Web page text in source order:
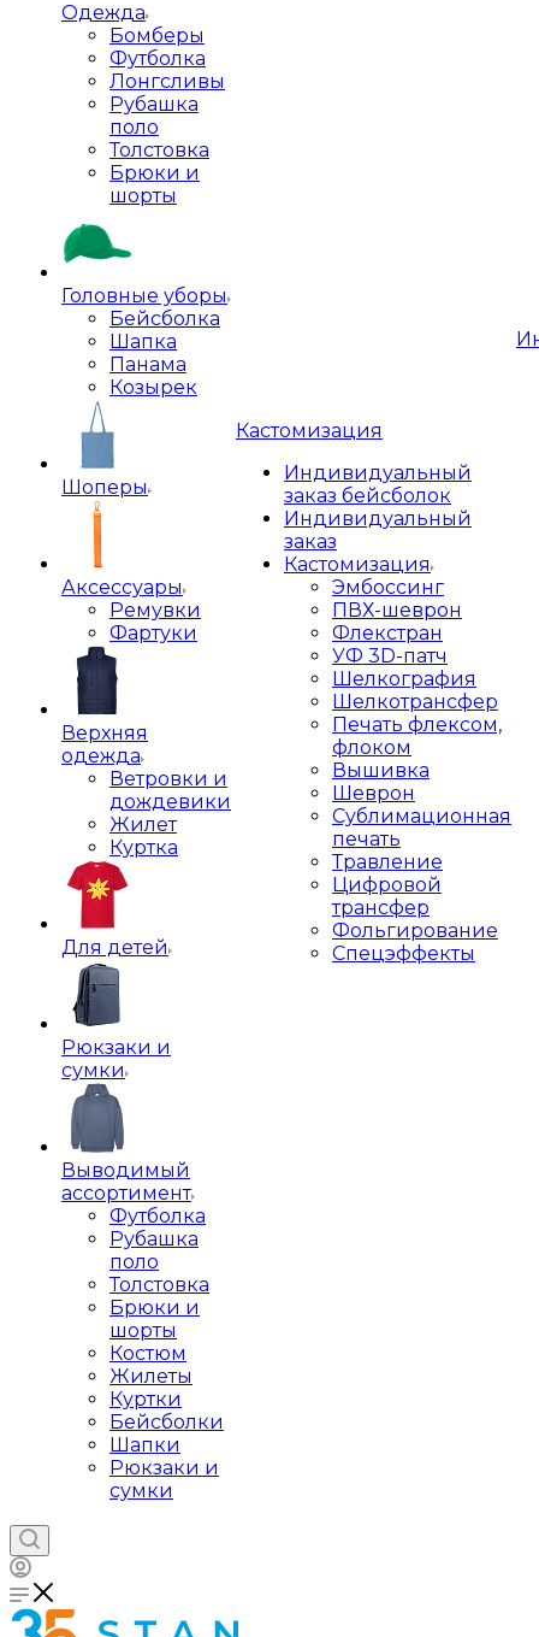
Одежда
Бомберы
Футболка
Лонгсливы
Рубашка
поло
Толстовка
Брюки и
шорты
Головные уборы
Бейсболка
Шапка
Панама
Козырек
Шоперы
Аксессуары
Ремувки
Фартуки
Верхняя
одежда
Ветровки и
дождевики
Жилет
Куртка
Для детей
Рюкзаки и
сумки
Выводимый
ассортимент
Футболка
Рубашка
поло
Толстовка
Брюки и
шорты
Костюм
Жилеты
Куртки
Бейсболки
Шапки
Рюкзаки и
сумки
Кастомизация
Индивидуальный
заказ бейсболок
Индивидуальный
заказ
Кастомизация
Эмбоссинг
ПВХ-шеврон
Флекстран
УФ 3D-патч
Шелкография
Шелкотрансфер
Печать флексом,
флоком
Вышивка
Шеврон
Сублимационная
печать
Травление
Цифровой
трансфер
Фольгирование
Спецэффекты